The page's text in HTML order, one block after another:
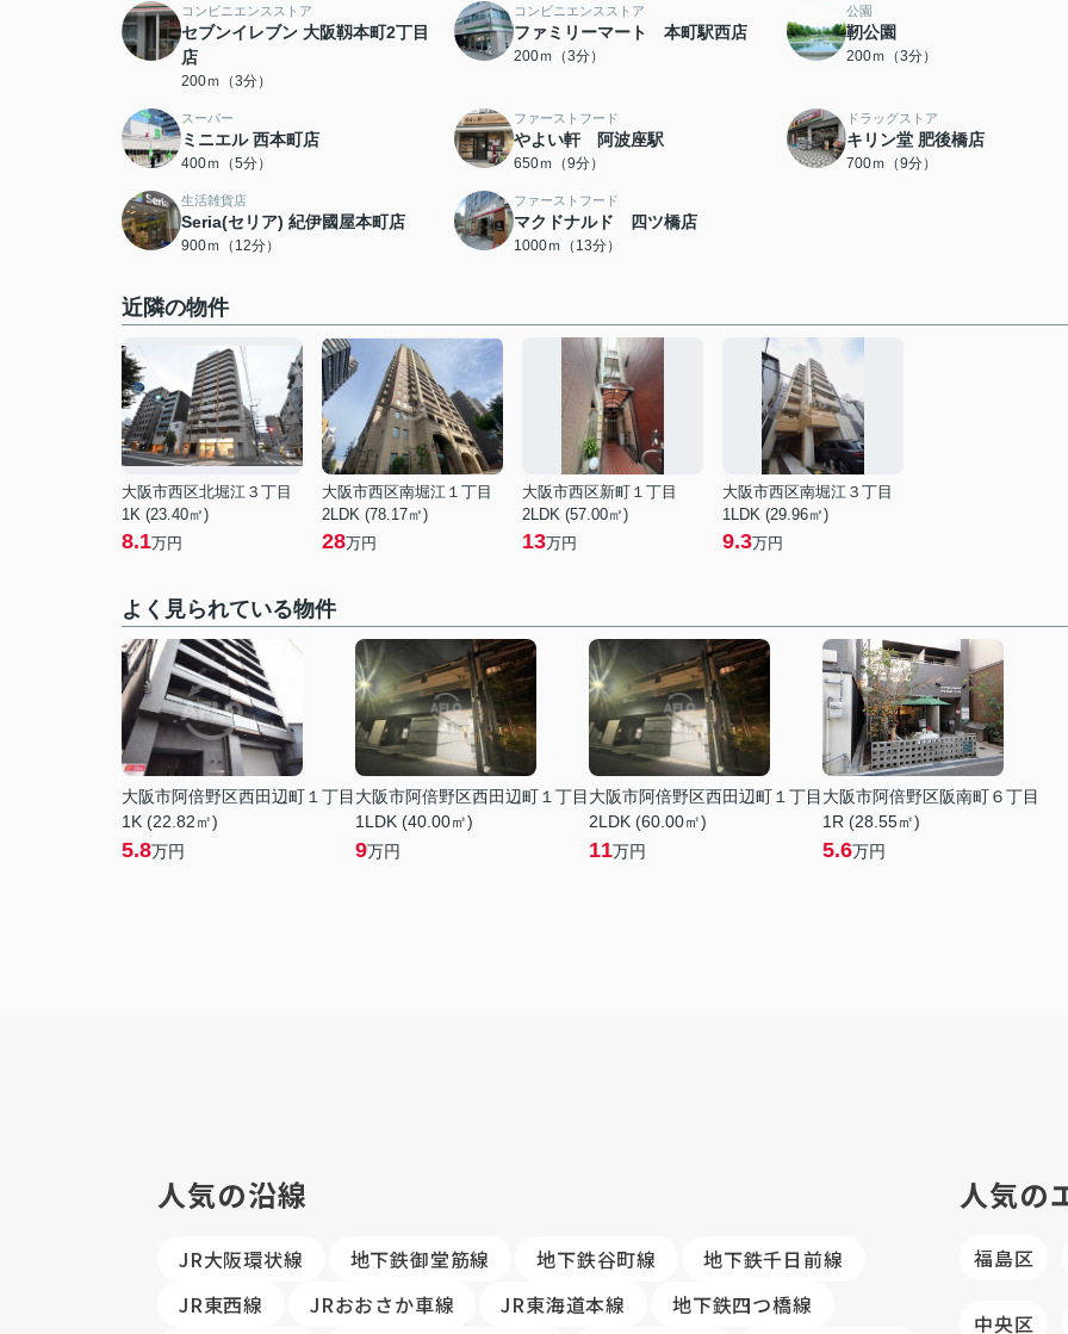
コンビニエンスストア
セブンイレブン 大阪靱本町2丁目
店
200ｍ（3分）
コンビニエンスストア
ファミリーマート 本町駅西店
200ｍ（3分）
公園
靭公園
200ｍ（3分）
スーパー
ミニエル 西本町店
400ｍ（5分）
ファーストフード
やよい軒 阿波座駅
650ｍ（9分）
ドラッグストア
キリン堂 肥後橋店
700ｍ（9分）
生活雑貨店
Seria(セリア) 紀伊國屋本町店
900ｍ（12分）
ファーストフード
マクドナルド 四ツ橋店
1000ｍ（13分）
近隣の物件
大阪市西区北堀江３丁目
1K (23.40㎡)
8.1万円
大阪市西区南堀江１丁目
2LDK (78.17㎡)
28万円
大阪市西区新町１丁目
2LDK (57.00㎡)
13万円
大阪市西区南堀江３丁目
1LDK (29.96㎡)
9.3万円
よく見られている物件
大阪市阿倍野区西田辺町１丁目
1K (22.82㎡)
5.8万円
大阪市阿倍野区西田辺町１丁目
1LDK (40.00㎡)
9万円
大阪市阿倍野区西田辺町１丁目
2LDK (60.00㎡)
11万円
大阪市阿倍野区阪南町６丁目
1R (28.55㎡)
5.6万円
人気の沿線
JR大阪環状線 地下鉄御堂筋線 地下鉄谷町線
地下鉄千日前線
JR東西線
JRおおさか車線 JR東海道本線 地下鉄四つ橋線
人気の
福島区
中央区